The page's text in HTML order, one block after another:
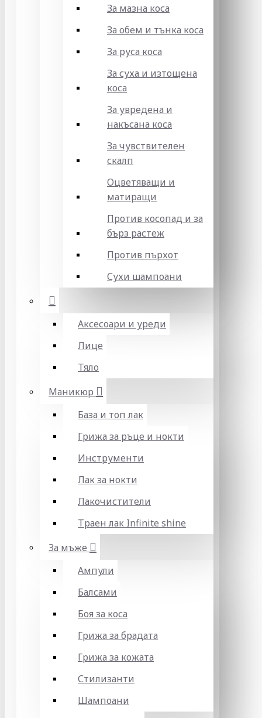
За мазна коса
За обем и тънка коса
За руса коса
За суха и изтощена
коса
За увредена и
накъсана коса
За чувствителен
скалп
Оцветяващи и
матиращи
Против косопад и за
бърз растеж
Против пърхот
Сухи шампоани
Аксесоари и уреди
Лице
Тяло
Маникюр
База и топ лак
Грижа за ръце и нокти
Инструменти
Лак за нокти
Лакочистители
Траен лак Infinite shine
За мъже
Ампули
Балсами
Боя за коса
Грижа за брадата
Грижа за кожата
Стилизанти
Шампоани